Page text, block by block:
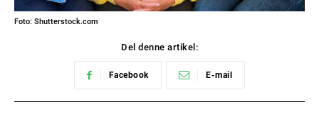
Foto: Shutterstock.com
Del denne artikel:
Facebook E-mail